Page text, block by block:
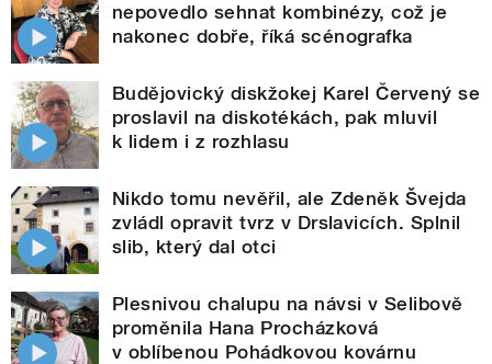
nepovedlo sehnat kombinézy, což je
nakonec dobře, říká scénografka
Budějovický diskžokej Karel Červený se
proslavil na diskotékách, pak mluvil
k lidem i z rozhlasu
Nikdo tomu nevěřil, ale Zdeněk Švejda
zvládl opravit tvrz v Drslavicích. Splnil
slib, který dal otci
Plesnivou chalupu na návsi v Selibově
proměnila Hana Procházková
v oblíbenou Pohádkovou kovárnu